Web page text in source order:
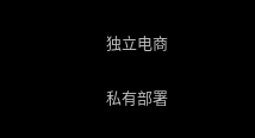
独立电商
私有部署